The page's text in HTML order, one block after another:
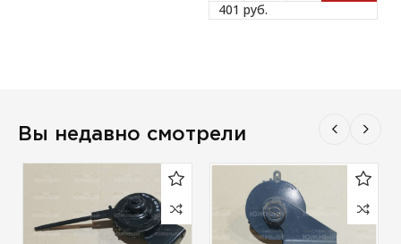
401 руб.
Вы недавно смотрели